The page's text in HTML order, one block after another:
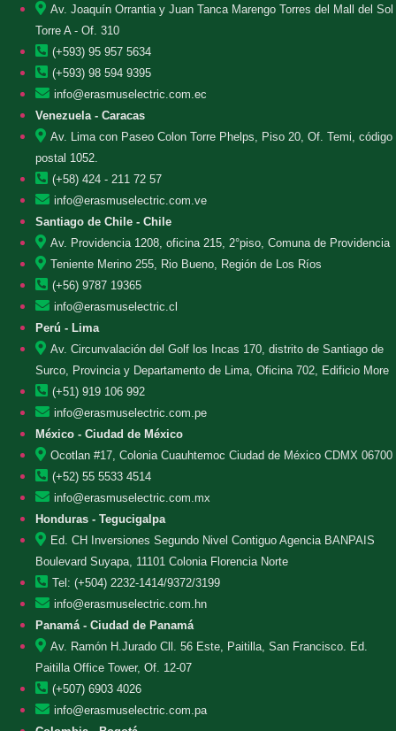
Av. Joaquín Orrantia y Juan Tanca Marengo Torres del Mall del Sol
Torre A - Of. 310
(+593) 95 957 5634
(+593) 98 594 9395
info@erasmuselectric.com.ec
Venezuela - Caracas
Av. Lima con Paseo Colon Torre Phelps, Piso 20, Of. Temi, código
postal 1052.
(+58) 424 - 211 72 57
info@erasmuselectric.com.ve
Santiago de Chile - Chile
Av. Providencia 1208, oficina 215, 2°piso, Comuna de Providencia
Teniente Merino 255, Rio Bueno, Región de Los Ríos
(+56) 9787 19365
info@erasmuselectric.cl
Perú - Lima
Av. Circunvalación del Golf los Incas 170, distrito de Santiago de
Surco, Provincia y Departamento de Lima, Oficina 702, Edificio More
(+51) 919 106 992
info@erasmuselectric.com.pe
México - Ciudad de México
Ocotlan #17, Colonia Cuauhtemoc Ciudad de México CDMX 06700
(+52) 55 5533 4514
info@erasmuselectric.com.mx
Honduras - Tegucigalpa
Ed. CH Inversiones Segundo Nivel Contiguo Agencia BANPAIS
Boulevard Suyapa, 11101 Colonia Florencia Norte
Tel: (+504) 2232-1414/9372/3199
info@erasmuselectric.com.hn
Panamá - Ciudad de Panamá
Av. Ramón H.Jurado Cll. 56 Este, Paitilla, San Francisco. Ed.
Paitilla Office Tower, Of. 12-07
(+507) 6903 4026
info@erasmuselectric.com.pa